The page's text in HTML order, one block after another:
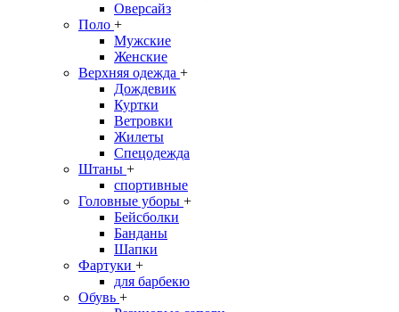
Оверсайз
Поло +
Мужские
Женские
Верхняя одежда +
Дождевик
Куртки
Ветровки
Жилеты
Спецодежда
Штаны +
спортивные
Головные уборы +
Бейсболки
Банданы
Шапки
Фартуки +
для барбекю
Обувь +